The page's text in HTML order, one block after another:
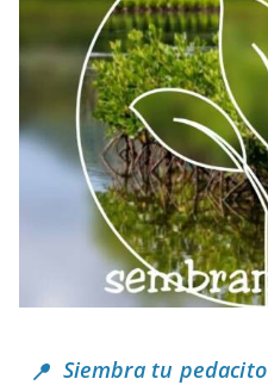
Siembra tu pedacito